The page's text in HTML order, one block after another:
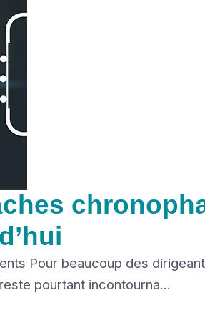
Pour beaucoup des
pourtant incontourna...